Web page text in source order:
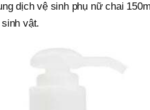
dịch vệ sinh phụ nữ chai
vật.